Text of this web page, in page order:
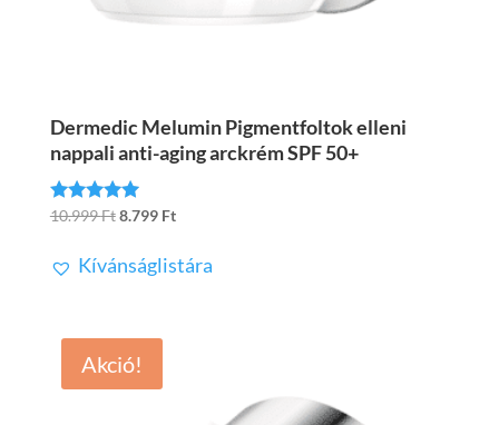
Dermedic Melumin Pigmentfoltok elleni
nappali anti-aging arckrém SPF 50+
Értékelés:
10.999FtOriginal
was:
8.799 FtCurrent
is:
Kívánságlistára
Akció!